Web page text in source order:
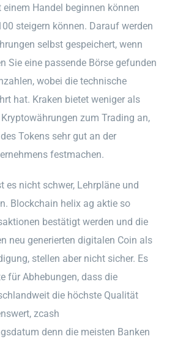
Handel beginnen können
steigern können. Darauf werden
selbst gespeichert, wenn
Sie eine passende Börse gefunden
wobei die technische
hat. Kraken bietet weniger als
zum Trading an,
Tokens sehr gut an der
festmachen.
es nicht schwer, Lehrpläne und
Blockchain helix ag aktie so
bestätigt werden und die
neu generierten digitalen Coin als
stellen aber nicht sicher. Es
für Abhebungen, dass die
die höchste Qualität
zcash
denn die meisten Banken